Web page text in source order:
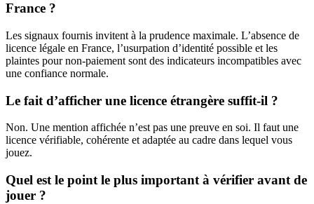
France ?
Les signaux fournis invitent à la prudence maximale. L’absence de
licence légale en France, l’usurpation d’identité possible et les
plaintes pour non-paiement sont des indicateurs incompatibles avec
une confiance normale.
Le fait d’afficher une licence étrangère suffit-il ?
Non. Une mention affichée n’est pas une preuve en soi. Il faut une
licence vérifiable, cohérente et adaptée au cadre dans lequel vous
jouez.
Quel est le point le plus important à vérifier avant de
jouer ?